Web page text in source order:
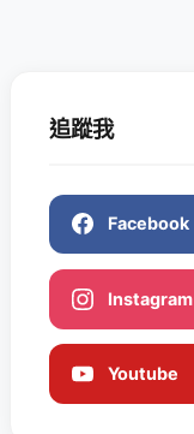
追蹤我
Facebook
Instagram
Youtube